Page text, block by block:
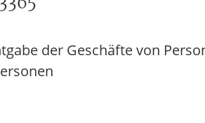
der Geschäfte von